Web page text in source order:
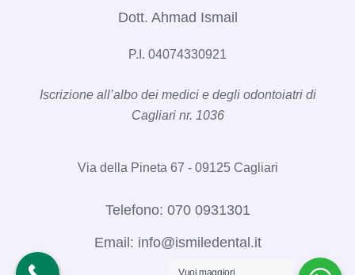
Dott. Ahmad Ismail
P.I. 04074330921
Iscrizione all’albo dei medici e degli odontoiatri di
Cagliari nr. 1036​
Via della Pineta 67 - 09125 Cagliari
Telefono: 070 0931301
Email: info@ismiledental.it
Vuoi maggiori